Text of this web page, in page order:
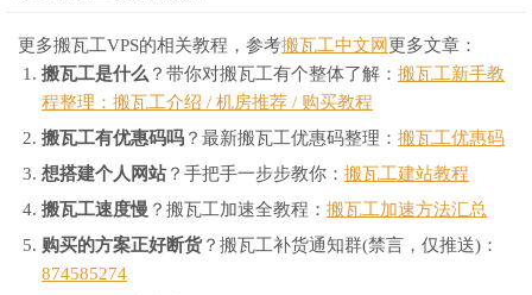
更多搬瓦工VPS的相关教程，参考搬瓦工中文网更多文章：
搬瓦工是什么 ？带你对搬瓦工有个整体了解： 搬瓦工新手教
程整理：搬瓦工介绍 / 机房推荐 / 购买教程
搬瓦工有优惠码吗 ？最新搬瓦工优惠码整理： 搬瓦工优惠码
想搭建个人网站？手把手一步步教你： 搬瓦工建站教程
搬瓦工速度慢 ？搬瓦工加速全教程： 搬瓦工加速方法汇总
购买的方案正好断货？搬瓦工补货通知群(禁言，仅推送)：
874585274